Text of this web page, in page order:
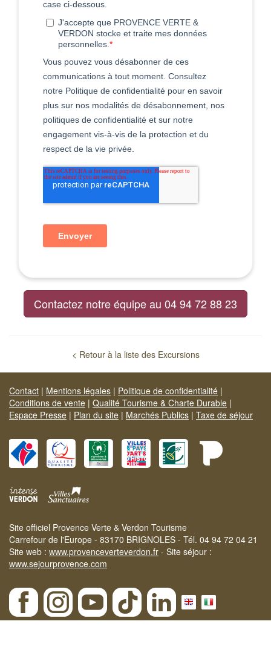
Contactez notre équipe au 04 94 72 88 23
< Retour à la liste des Excursions
Contact | Mentions légales | Politique de confidentialité |
Conditions de vente | Qualité Tourisme & Charte Durable |
Espace Presse | Plan du site | Marchés Publics | Taxe de séjour
Site officiel Provence Verte & Verdon Tourisme
Carrefour de l'Europe - 83170 BRIGNOLES - Tél. 04 94 72 04 21
Site web : www.provenceverteverdon.fr - Site séjour :
www.sejourprovence.com